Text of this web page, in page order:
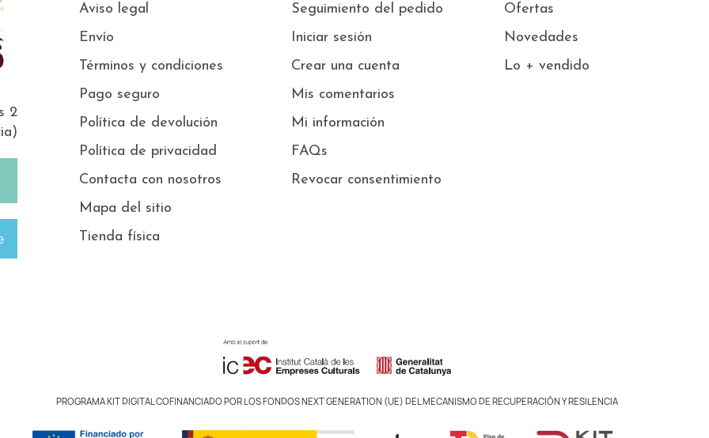
2
Aviso legal
Envío
Términos y condiciones
Pago seguro
Política de devolución
Política de privacidad
Contacta con nosotros
Mapa del sitio
Tienda física
Seguimiento del pedido
Iniciar sesión
Crear una cuenta
Mis comentarios
Mi información
FAQs
Revocar consentimiento
Ofertas
Novedades
Lo + vendido
PROGRAMA KIT DIGITAL COFINANCIADO POR LOS FONDOS NEXT GENERATION (UE) DEL MECANISMO DE RECUPERACIÓN Y RESILENCIA